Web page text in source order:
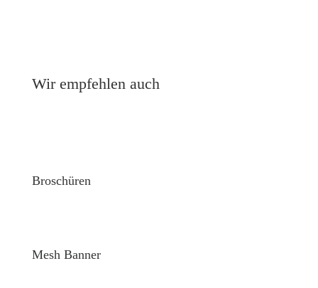
Wir empfehlen auch
Broschüren
Mesh Banner